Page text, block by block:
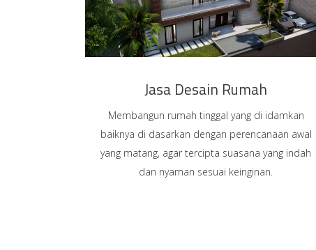
Jasa Desain Rumah
Membangun rumah tinggal yang di idamkan
baiknya di dasarkan dengan perencanaan awal
yang matang, agar tercipta suasana yang indah
dan nyaman sesuai keinginan.